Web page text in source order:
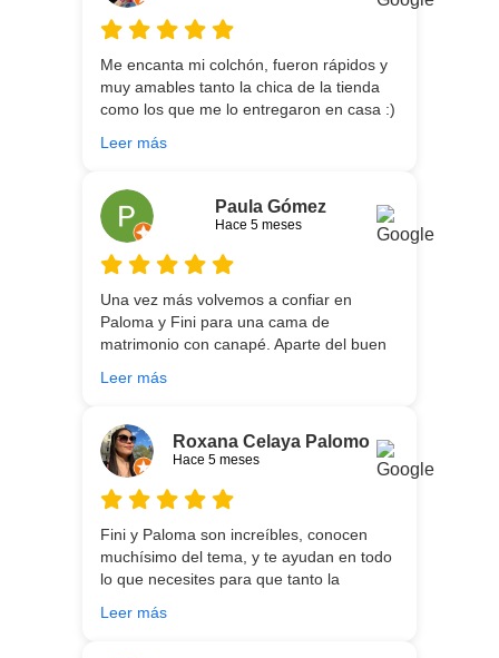
Me encanta mi colchón, fueron rápidos y
muy amables tanto la chica de la tienda
como los que me lo entregaron en casa :)
meses después:) son todos un encanto y
canapé, una entrega rapidísima y fácil
comunicación con los repartidores que lo
traen y montan :) encantada
Leer más
Paula Gómez
Hace 5 meses
Una vez más volvemos a confiar en
Paloma y Fini para una cama de
matrimonio con canapé. Aparte del buen
personalizando totalmente las
agradables y tan cercanas que la
experiencia es fantástica. Puntualizar
también que los chicos que nos trajeron y
montaron todo lo hicieron perfectamente,
perfectamente y a nuestro gusto, además
muy rápidos. Volveremos a contar con
ellos para futuras compras. Muchas
gracias!
Leer más
Roxana Celaya Palomo
Hace 5 meses
Fini y Paloma son increíbles, conocen
muchísimo del tema, y te ayudan en todo
lo que necesites para que tanto la
que estés necesitando sean los mejores.
Leer más